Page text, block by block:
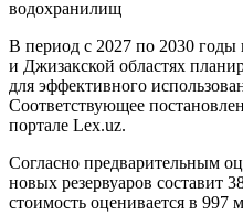
В период с 2027 по 2030
и Джизакской областях
для эффективного
Соответствующее
портале Lex.uz.
Согласно предварительным
новых резервуаров составит
стоимость оценивается в 997